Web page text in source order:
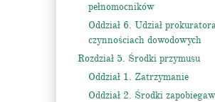
pełnomocników
Oddział 6. Udział
czynnościach dowodowych
Rozdział 5. Środki przymusu
Oddział 1. Zatrzymanie
Oddział 2. Środki